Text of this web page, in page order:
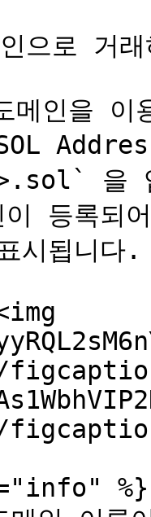
으로 거래
인을 이
을
이 등록되
시됩니다.
%}